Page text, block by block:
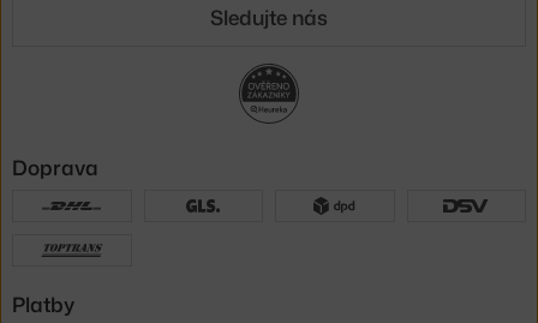
Sledujte nás
Doprava
Platby